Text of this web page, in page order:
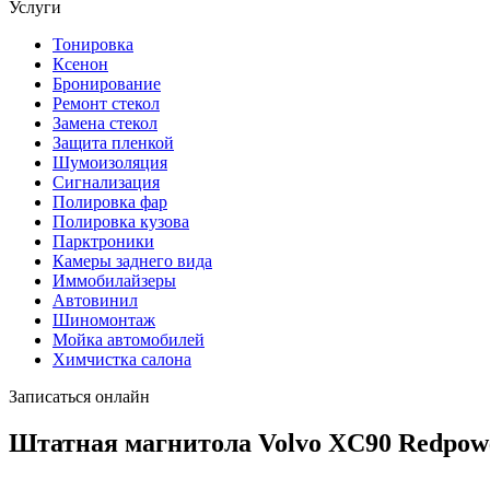
Услуги
Тонировка
Ксенон
Бронирование
Ремонт стекол
Замена стекол
Защита пленкой
Шумоизоляция
Сигнализация
Полировка фар
Полировка кузова
Парктроники
Камеры заднего вида
Иммобилайзеры
Автовинил
Шиномонтаж
Мойка автомобилей
Химчистка салона
Записаться онлайн
Штатная магнитола Volvo XC90